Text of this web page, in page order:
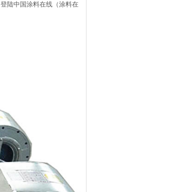
登陆中国涂料在线（涂料在